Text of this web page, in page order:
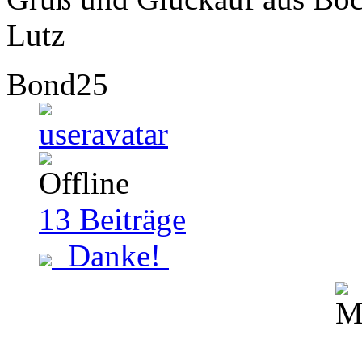
Lutz
Bond25
13 Beiträge
Danke!